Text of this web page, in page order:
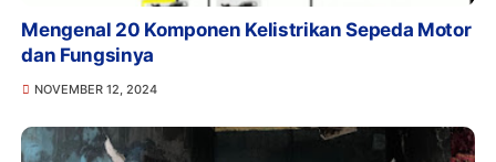
Mengenal 20 Komponen Kelistrikan Sepeda Motor
dan Fungsinya
NOVEMBER 12, 2024